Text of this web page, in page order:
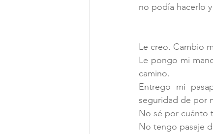
no podía hacerlo
Le creo. Cambio
Le pongo mi
camino.
Entrego mi
seguridad de por
No sé por cuánto
No tengo pasaje